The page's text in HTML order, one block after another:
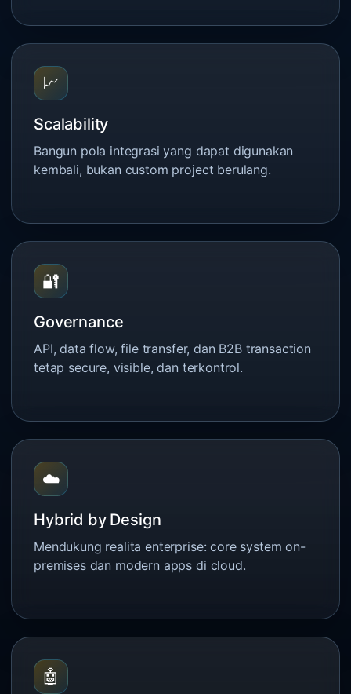
📈
Scalability
Bangun pola integrasi yang dapat digunakan
kembali, bukan custom project berulang.
🔐
Governance
API, data flow, file transfer, dan B2B transaction
tetap secure, visible, dan terkontrol.
☁️
Hybrid by Design
Mendukung realita enterprise: core system on-
premises dan modern apps di cloud.
🤖